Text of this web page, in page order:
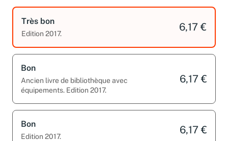
Très bon
Edition 2017.
6,17 €
Bon
Ancien livre de bibliothèque avec
équipements. Edition 2017.
6,17 €
Bon
Edition 2017.
6,17 €